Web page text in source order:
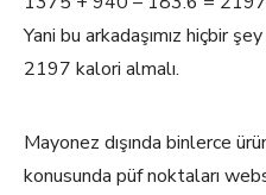
Yani bu arkadaşımız hiçbir
2197 kalori almalı.
Mayonez dışında binlerce
konusunda püf noktaları